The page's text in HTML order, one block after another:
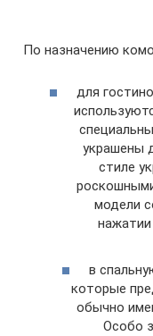
По назначению
для
украшены
стиле
модели
в
которые
обычно
Особо